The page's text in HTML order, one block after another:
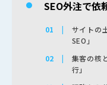
SEO外注で依
サイトの
SEO」
集客の核
行」